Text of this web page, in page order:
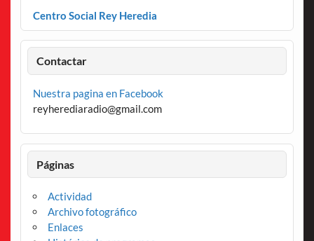
Centro Social Rey Heredia
Contactar
Nuestra pagina en Facebook
reyherediaradio@gmail.com
Páginas
Actividad
Archivo fotográfico
Enlaces